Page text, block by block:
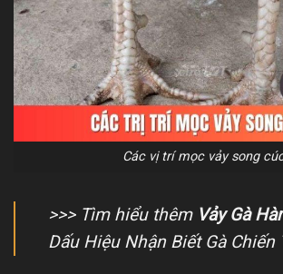
Các vị trí mọc vảy song
>>> Tìm hiểu thêm Vảy Gà
Dấu Hiệu Nhận Biết Gà Chiến